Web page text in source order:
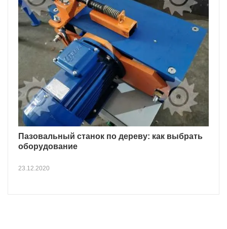
Пазовальный станок по дереву: как выбрать
оборудование
23.12.2020